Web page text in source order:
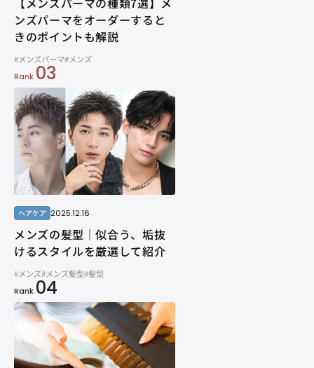
ンズパーマをオーダーすると
きのポイントも解説
#メンズパーマ#メンズ
Rank 03
ヘアケア 2025.12.16
メンズの髪型｜似合う、垢抜
けるスタイルを厳選して紹介
#メンズ#メンズ髪型#髪型
Rank 04